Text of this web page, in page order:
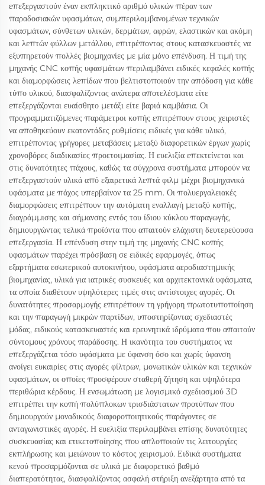
επεξεργαστούν έναν εκπληκτικό αριθμό υλικών πέραν των
παραδοσιακών υφασμάτων, συμπεριλαμβανομένων τεχνικών
υφασμάτων, σύνθετων υλικών, δερμάτων, αφρών, ελαστικών και ακόμη
και λεπτών φύλλων μετάλλου, επιτρέποντας στους κατασκευαστές να
εξυπηρετούν πολλές βιομηχανίες με μία μόνο επένδυση. Η τιμή της
μηχανής CNC κοπής υφασμάτων περιλαμβάνει ειδικές κεφαλές κοπής
και διαμορφώσεις λεπίδων που βελτιστοποιούν την απόδοση για κάθε
τύπο υλικού, διασφαλίζοντας ανώτερα αποτελέσματα είτε
επεξεργάζονται ευαίσθητο μετάξι είτε βαριά καμβάσια. Οι
προγραμματιζόμενες παράμετροι κοπής επιτρέπουν στους χειριστές
να αποθηκεύουν εκατοντάδες ρυθμίσεις ειδικές για κάθε υλικό,
επιτρέποντας γρήγορες μεταβάσεις μεταξύ διαφορετικών έργων χωρίς
χρονοβόρες διαδικασίες προετοιμασίας. Η ευελιξία επεκτείνεται και
στις δυνατότητες πάχους, καθώς τα σύγχρονα συστήματα μπορούν να
επεξεργαστούν υλικά από εξαιρετικά λεπτά φιλμ μέχρι βιομηχανικά
υφάσματα με πάχος υπερβαίνον τα 25 mm. Οι πολυεργαλειακές
διαμορφώσεις επιτρέπουν την αυτόματη εναλλαγή μεταξύ κοπής,
διαγράμμισης και σήμανσης εντός του ίδιου κύκλου παραγωγής,
δημιουργώντας τελικά προϊόντα που απαιτούν ελάχιστη δευτερεύουσα
επεξεργασία. Η επένδυση στην τιμή της μηχανής CNC κοπής
υφασμάτων παρέχει πρόσβαση σε ειδικές εφαρμογές, όπως
εξαρτήματα εσωτερικού αυτοκινήτου, υφάσματα αεροδιαστημικής
βιομηχανίας, υλικά για ιατρικές συσκευές και αρχιτεκτονικά υφάσματα,
τα οποία διαθέτουν υψηλότερες τιμές στις αντίστοιχες αγορές. Οι
δυνατότητες προσαρμογής επιτρέπουν τη γρήγορη πρωτοτυποποίηση
και την παραγωγή μικρών παρτίδων, υποστηρίζοντας σχεδιαστές
μόδας, ειδικούς κατασκευαστές και ερευνητικά ιδρύματα που απαιτούν
σύντομους χρόνους παράδοσης. Η ικανότητα του συστήματος να
επεξεργάζεται τόσο υφάσματα με ύφανση όσο και χωρίς ύφανση
ανοίγει ευκαιρίες στις αγορές φίλτρων, μονωτικών υλικών και τεχνικών
υφασμάτων, οι οποίες προσφέρουν σταθερή ζήτηση και υψηλότερα
περιθώρια κέρδους. Η ενσωμάτωση με λογισμικό σχεδιασμού 3D
επιτρέπει την κοπή πολύπλοκων τρισδιάστατων προτύπων που
δημιουργούν μοναδικούς διαφοροποιητικούς παράγοντες σε
ανταγωνιστικές αγορές. Η ευελιξία περιλαμβάνει επίσης δυνατότητες
συσκευασίας και ετικετοποίησης που απλοποιούν τις λειτουργίες
εκπλήρωσης και μειώνουν το κόστος χειρισμού. Ειδικά συστήματα
κενού προσαρμόζονται σε υλικά με διαφορετικό βαθμό
διαπερατότητας, διασφαλίζοντας ασφαλή στήριξη ανεξάρτητα από τα